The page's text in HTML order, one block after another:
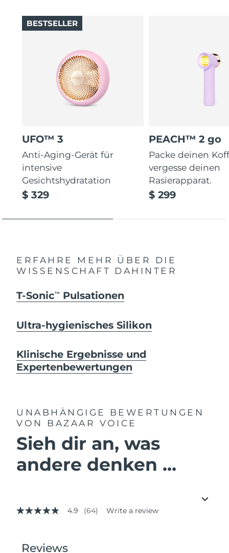
UFO™ 3
Anti-Aging-Gerät für
intensive
Gesichtshydratation
$ 329
BESTSELLER
PEACH™ 2 go
Packe deinen
vergesse deinen
Rasierapparat.
$ 299
ERFAHRE MEHR ÜBER DIE
WISSENSCHAFT DAHINTER
T-SonicTM Pulsationen
Ultra-hygienisches Silikon
Klinische Ergebnisse und
Expertenbewertungen
UNABHÄNGIGE BEWERTUNGEN
VON BAZAAR VOICE
Sieh dir an, was
andere denken ...
4.9
stars,
4.9 (64) Write a review